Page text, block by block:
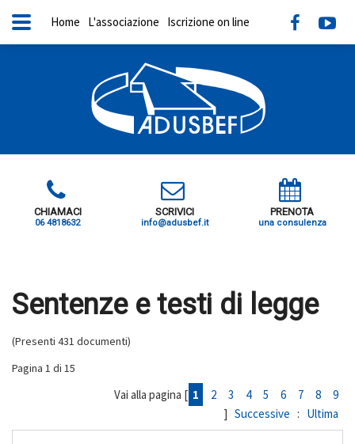
CHIAMACI
06 4818632
SCRIVICI
info@adusbef.it
PRENOTA
una consulenza
Home L'associazione Iscrizione on line
Sentenze e testi di legge
(Presenti 431 documenti)
Pagina 1 di 15
Vai alla pagina [ 1 2 3 4 5 6 7 8
9
] Successive : Ultima